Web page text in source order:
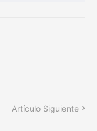
Artículo Siguiente